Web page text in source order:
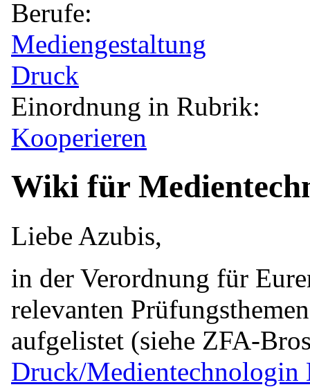
Berufe:
Mediengestaltung
Druck
Einordnung in Rubrik:
Kooperieren
Wiki für
Liebe Azubis,
in der Verordnung für
relevanten
aufgelistet (siehe ZFA-
Druck/Medientechnologin